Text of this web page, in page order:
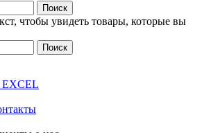
Поиск
чтобы увидеть товары, которые вы
Поиск